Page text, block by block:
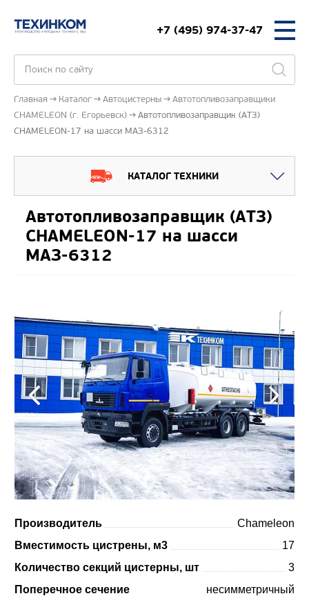
+7 (495) 974-37-47
Главная Каталог Автоцистерны
Автотопливозаправщики
CHAMELEON (г. Егорьевск)
Автотопливозаправщик (АТЗ)
CHAMELEON-17 на шасси МАЗ-6312
КАТАЛОГ ТЕХНИКИ
Автотопливозаправщик (АТЗ)
CHAMELEON-17 на шасси
МАЗ-6312
Производитель
Chameleon
Вместимость цистрены, м3
17
Количество секций цистерны, шт
3
Поперечное сечение
несимметричный